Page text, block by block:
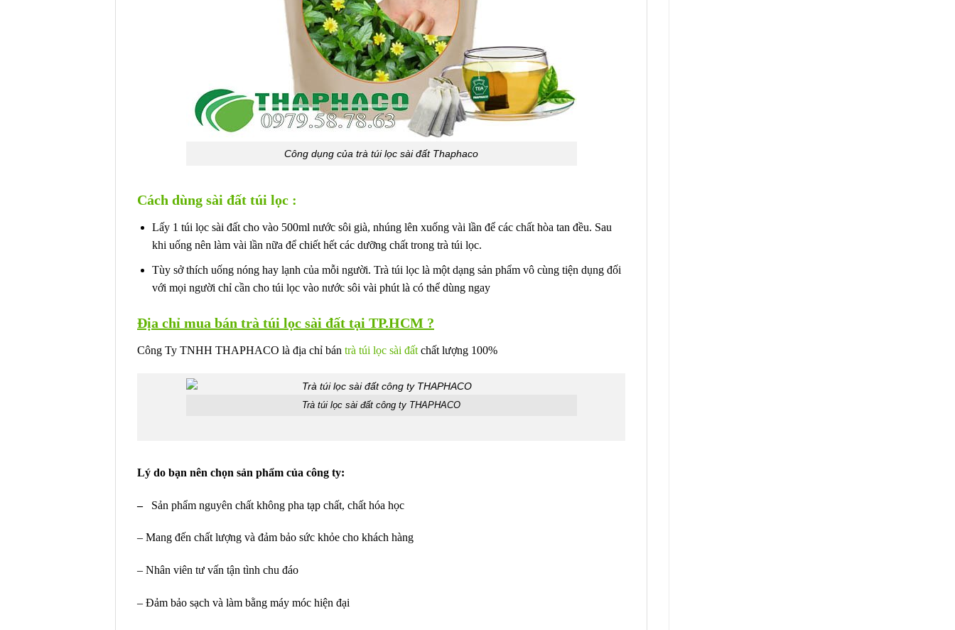
Công dụng của trà túi lọc sài đất Thaphaco
Cách dùng sài đất túi lọc :
Lấy 1 túi lọc sài đất cho vào 500ml nước sôi già, nhúng lên xuống vài lần để các chất hòa tan đều. Sau
khi uống nên làm vài lần nữa để chiết hết các dưỡng chất trong trà túi lọc.
Tùy sở thích uống nóng hay lạnh của mỗi người. Trà túi lọc là một dạng sản phẩm vô cùng tiện dụng đối
với mọi người chỉ cần cho túi lọc vào nước sôi vài phút là có thể dùng ngay
Địa chỉ mua bán trà túi lọc sài đất tại TP.HCM ?
Công Ty TNHH THAPHACO là địa chỉ bán trà túi lọc sài đất chất lượng 100%
Trà túi lọc sài đất công ty THAPHACO
Lý do bạn nên chọn sản phẩm của công ty:
– Sản phẩm nguyên chất không pha tạp chất, chất hóa học
– Mang đến chất lượng và đảm bảo sức khỏe cho khách hàng
– Nhân viên tư vấn tận tình chu đáo
– Đảm bảo sạch và làm bằng máy móc hiện đại